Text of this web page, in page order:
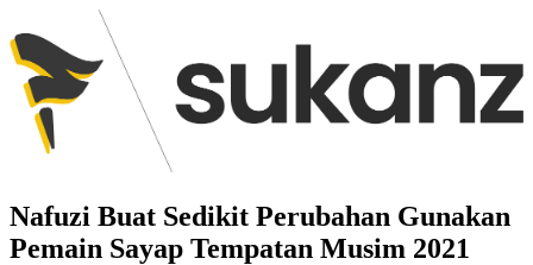
Nafuzi Buat Sedikit Perubahan Gunakan
Pemain Sayap Tempatan Musim 2021